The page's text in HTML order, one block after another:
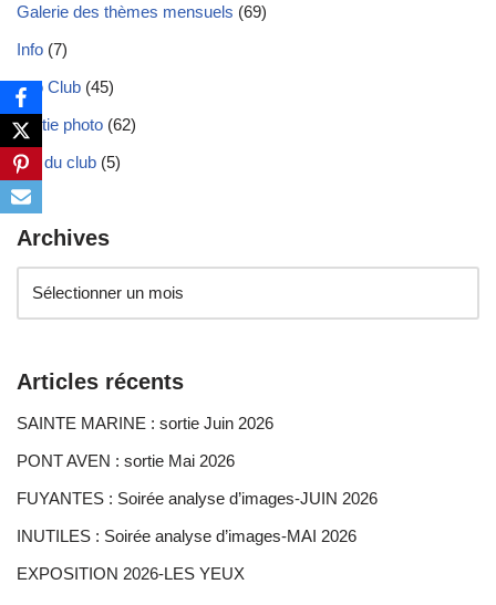
Galerie des thèmes mensuels (69)
Info (7)
Info Club (45)
Sortie photo (62)
Vie du club (5)
Archives
Articles récents
SAINTE MARINE : sortie Juin 2026
PONT AVEN : sortie Mai 2026
FUYANTES : Soirée analyse d’images-JUIN 2026
INUTILES : Soirée analyse d’images-MAI 2026
EXPOSITION 2026-LES YEUX